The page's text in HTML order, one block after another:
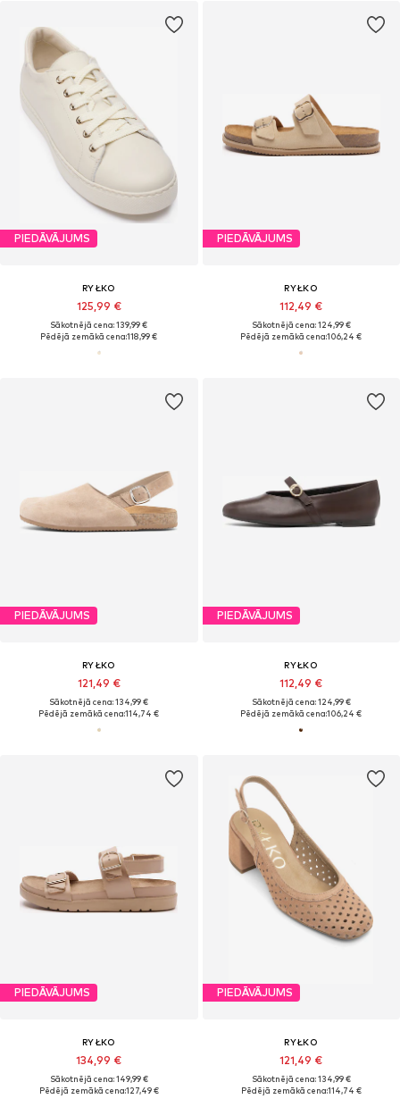
PIEDĀVĀJUMS
RYŁKO
125,99 €
Sākotnējā cena: 139,99 €
Pēdējā zemākā cena:118,99 €
PIEDĀVĀJUMS
RYŁKO
112,49 €
Sākotnējā cena: 124,99 €
Pēdējā zemākā cena:106,24 €
PIEDĀVĀJUMS
RYŁKO
121,49 €
Sākotnējā cena: 134,99 €
Pēdējā zemākā cena:114,74 €
PIEDĀVĀJUMS
RYŁKO
112,49 €
Sākotnējā cena: 124,99 €
Pēdējā zemākā cena:106,24 €
PIEDĀVĀJUMS
RYŁKO
134,99 €
Sākotnējā cena: 149,99 €
Pēdējā zemākā cena:127,49 €
PIEDĀVĀJUMS
RYŁKO
121,49 €
Sākotnējā cena: 134,99 €
Pēdējā zemākā cena:114,74 €